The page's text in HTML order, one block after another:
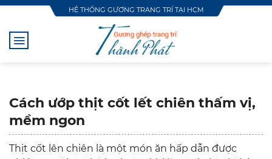
Skip
content
HỆ THỐNG GƯƠNG TRANG TRÍ TẠI HCM
Cách ướp thịt cốt lết chiên thấm vị,
mềm ngon
Thịt cốt lên chiên là một món ăn hấp dẫn được